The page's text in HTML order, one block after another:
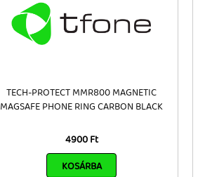
TECH-PROTECT MMR800 MAGNETIC
MAGSAFE PHONE RING CARBON BLACK
4900 Ft
KOSÁRBA